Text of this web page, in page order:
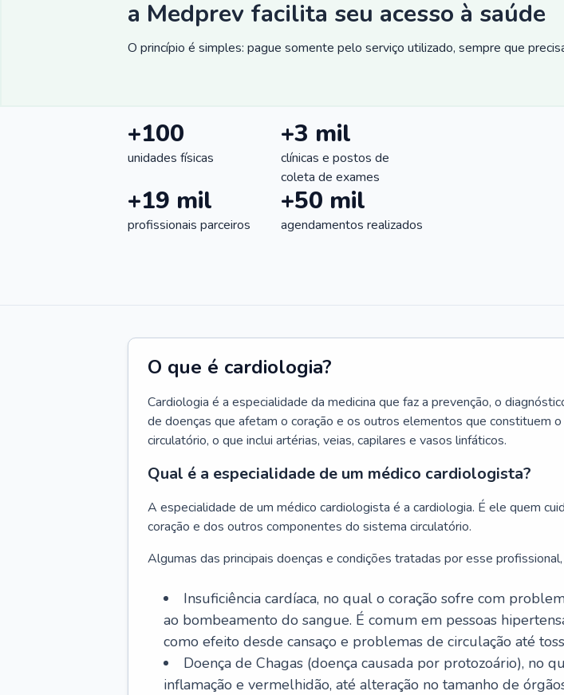
a Medprev facilita seu acesso à saúde
O princípio é simples: pague somente pelo serviço utilizado, sempre que
+100
unidades físicas
+3 mil
clínicas e postos de
coleta de exames
+19 mil
profissionais parceiros
+50 mil
agendamentos realizados
O que é cardiologia?
Cardiologia é a especialidade da medicina que faz a prevenção, o
de doenças que afetam o coração e os outros elementos que constituem
circulatório, o que inclui artérias, veias, capilares e vasos linfáticos.
Qual é a especialidade de um médico cardiologista?
A especialidade de um médico cardiologista é a cardiologia. É ele quem
coração e dos outros componentes do sistema circulatório.
Algumas das principais doenças e condições tratadas por esse profissional,
Insuficiência cardíaca, no qual o coração sofre com
ao bombeamento do sangue. É comum em pessoas
como efeito desde cansaço e problemas de circulação até
Doença de Chagas (doença causada por protozoário), no
inflamação e vermelhidão, até alteração no tamanho de